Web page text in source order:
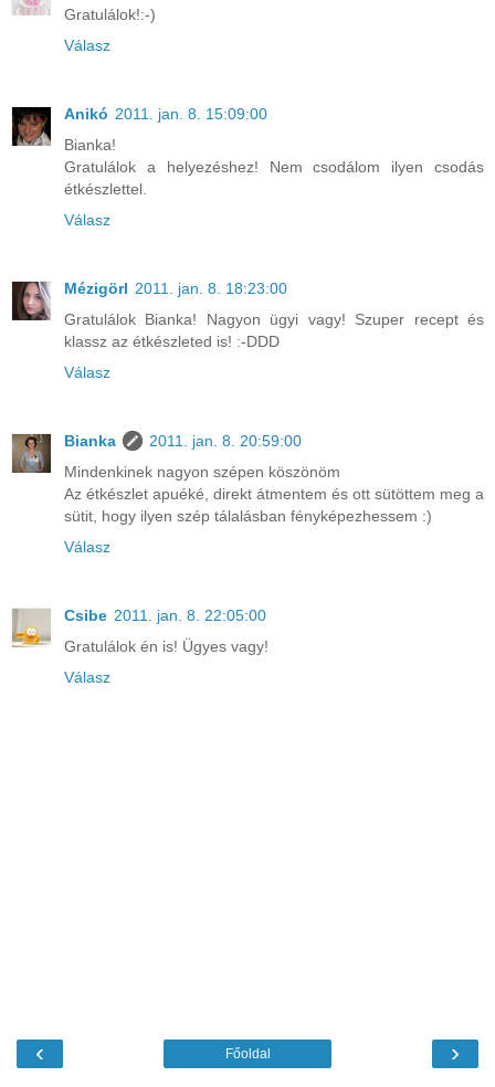
Gratulálok!:-)
Válasz
Anikó 2011. jan. 8. 15:09:00
Bianka!
Gratulálok a helyezéshez! Nem csodálom ilyen csodás
étkészlettel.
Válasz
Mézigörl 2011. jan. 8. 18:23:00
Gratulálok Bianka! Nagyon ügyi vagy! Szuper recept és
klassz az étkészleted is! :-DDD
Válasz
Bianka
2011. jan. 8. 20:59:00
Mindenkinek nagyon szépen köszönöm
Az étkészlet apuéké, direkt átmentem és ott sütöttem meg a
sütit, hogy ilyen szép tálalásban fényképezhessem :)
Válasz
Csibe 2011. jan. 8. 22:05:00
Gratulálok én is! Ügyes vagy!
Válasz
‹ ›
Főoldal